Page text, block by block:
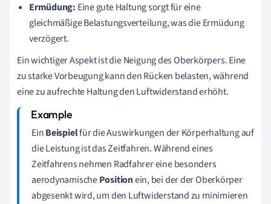
Ermüdung: Eine gute Haltung sorgt für eine
gleichmäßige Belastungsverteilung, was die Ermüdung
verzögert.
Ein wichtiger Aspekt ist die Neigung des Oberkörpers. Eine
zu starke Vorbeugung kann den Rücken belasten, während
eine zu aufrechte Haltung den Luftwiderstand erhöht.
EinBeispielfür die Auswirkungen der Körperhaltung auf
die Leistung ist das Zeitfahren. Während eines
Zeitfahrens nehmen Radfahrer eine besonders
aerodynamischePositionein, bei der der Oberkörper
abgesenkt wird, um den Luftwiderstand zu minimieren